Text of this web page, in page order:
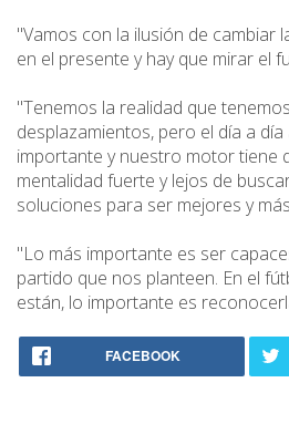
"Vamos con la ilusión de cambiar
en el presente y hay que mirar el
"Tenemos la realidad que
desplazamientos, pero el día a
importante y nuestro motor tiene
mentalidad fuerte y lejos de
soluciones para ser mejores y
"Lo más importante es ser
partido que nos planteen. En el
están, lo importante es
FACEBOOK